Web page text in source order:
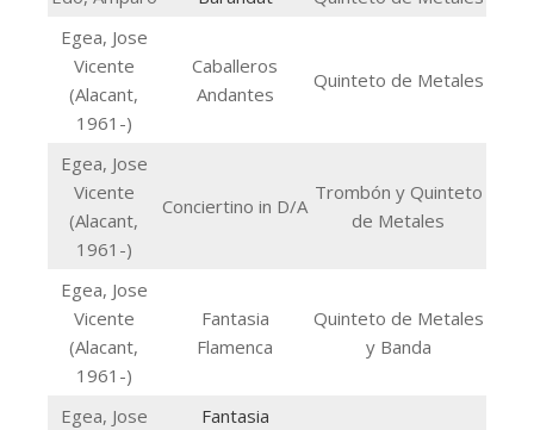
Egea, Jose
Vicente
(Alacant,
1961-)
Caballeros
Andantes
Quinteto de Metales
Egea, Jose
Vicente
(Alacant,
1961-)
Conciertino in D/A
Trombón y Quinteto
de Metales
Egea, Jose
Vicente
(Alacant,
1961-)
Fantasia
Flamenca
Quinteto de Metales
y Banda
Egea, Jose
Fantasia